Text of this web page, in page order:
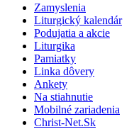
Zamyslenia
Liturgický kalendár
Podujatia a akcie
Liturgika
Pamiatky
Linka dôvery
Ankety
Na stiahnutie
Mobilné zariadenia
Christ-Net.Sk